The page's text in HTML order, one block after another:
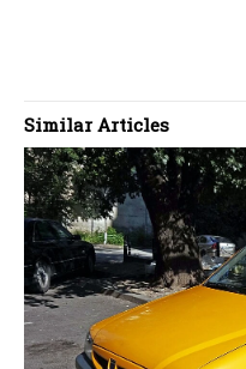
Similar Articles